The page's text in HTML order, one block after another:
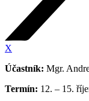
X
Účastník: Mgr.
Termín: 12. – 15.